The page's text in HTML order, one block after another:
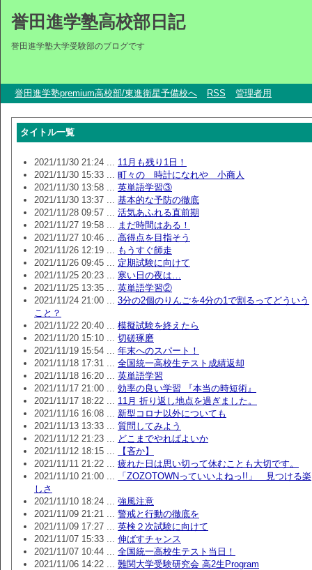
誉田進学塾高校部日記
誉田進学塾大学受験部のブログです
誉田進学塾premium高校部/東進衛星予備校へ RSS 管理者用
タイトル一覧
2021/11/30 21:24 ... 11月も残り1日！
2021/11/30 15:33 ... 町々の 時計になれや 小商人
2021/11/30 13:58 ... 英単語学習③
2021/11/30 13:37 ... 基本的な予防の徹底
2021/11/28 09:57 ... 活気あふれる直前期
2021/11/27 19:58 ... まだ時間はある！
2021/11/27 10:46 ... 高得点を目指そう
2021/11/26 12:19 ... もうすぐ師走
2021/11/26 09:45 ... 定期試験に向けて
2021/11/25 20:23 ... 寒い日の夜は…
2021/11/25 13:35 ... 英単語学習②
2021/11/24 21:00 ... 3分の2個のりんごを4分の1で割るってどういう
こと？
2021/11/22 20:40 ... 模擬試験を終えたら
2021/11/20 15:10 ... 切磋琢磨
2021/11/19 15:54 ... 年末へのスパート！
2021/11/18 17:31 ... 全国統一高校生テスト成績返却
2021/11/18 16:20 ... 英単語学習
2021/11/17 21:00 ... 効率の良い学習 『本当の時短術』
2021/11/17 18:22 ... 11月 折り返し地点を過ぎました。
2021/11/16 16:08 ... 新型コロナ以外についても
2021/11/13 13:33 ... 質問してみよう
2021/11/12 21:23 ... どこまでやればよいか
2021/11/12 18:15 ...
【吝か】
2021/11/11 21:22 ... 疲れた日は思い切って休むことも大切です。
2021/11/10 21:00 ...
「ZOZOTOWNっていいよねっ!!」 見つける楽
しさ
2021/11/10 18:24 ... 強風注意
2021/11/09 21:21 ... 警戒と行動の徹底を
2021/11/09 17:27 ... 英検２次試験に向けて
2021/11/07 15:33 ... 伸ばすチャンス
2021/11/07 10:44 ... 全国統一高校生テスト当日！
2021/11/06 14:22 ... 難関大学受験研究会 高2生Program